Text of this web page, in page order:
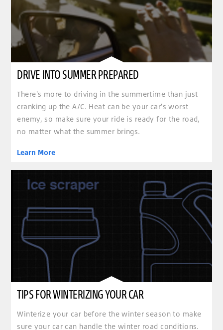
DRIVE INTO SUMMER PREPARED
There's more to driving in the summertime than just
cranking up the A/C. Heat can be your car's worst
enemy, so make sure your ride is ready for the road,
no matter what the summer brings.
Learn More
TIPS FOR WINTERIZING YOUR CAR
Winterize your car before the winter season to make
sure your car can handle the winter road conditions.